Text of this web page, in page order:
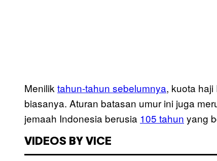
Menilik tahun-tahun sebelumnya, kuota
biasanya. Aturan batasan umur ini juga
jemaah Indonesia berusia 105 tahun yang
VIDEOS BY VICE